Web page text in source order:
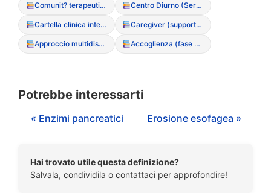
Comunit? terapeutica residenziale Centro Diurno (Servizio semiresidenziale)
Cartella clinica integrata Caregiver (supporto e ruolo nel DCA)
Approccio multidisciplinare integrato Accoglienza (fase di primo ascolto)
Potrebbe interessarti
« Enzimi pancreatici Erosione esofagea »
Hai trovato utile questa definizione?
Salvala, condividila o contattaci per approfondire!